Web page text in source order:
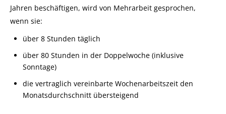
Jahren beschäftigen, wird von Mehrarbeit gesprochen,
wenn sie:
über 8 Stunden täglich
über 80 Stunden in der Doppelwoche (inklusive
Sonntage)
die vertraglich vereinbarte Wochenarbeitszeit den
Monatsdurchschnitt übersteigend